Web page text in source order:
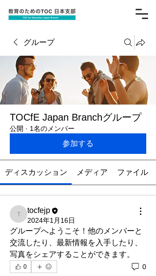
グループ
TOCfE Japan Branchグループ
公開 · 1名のメンバー
参加する
ディスカッション メディア ファイル
tocfejp
tocfejp
2024年1月16日
グループへようこそ！他のメンバーと
交流したり、最新情報を入手したり、
写真をシェアすることができます。
0 0